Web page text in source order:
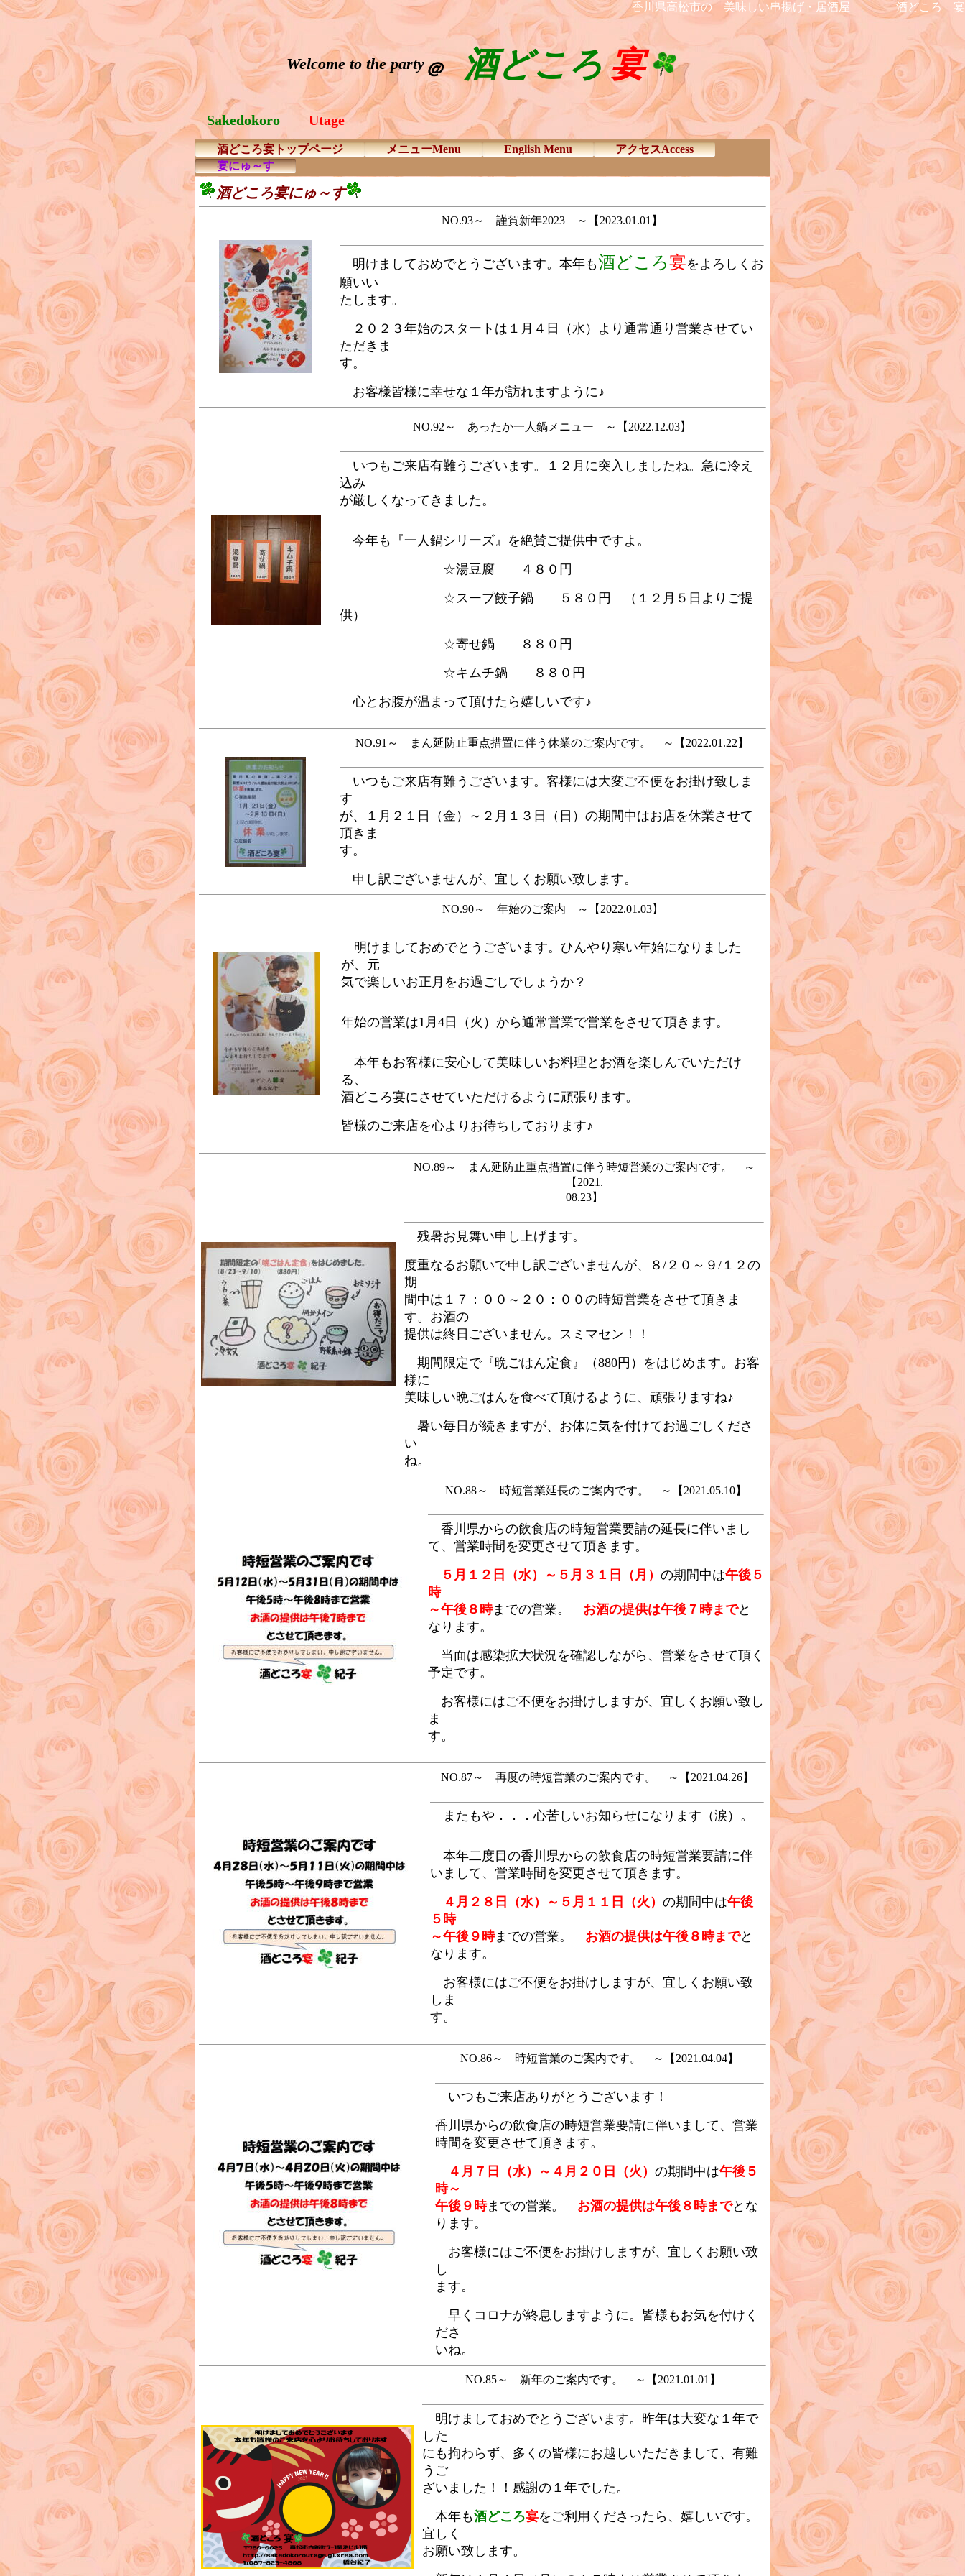
香川県高松市の 美味しい串揚げ・居酒屋 酒どころ 宴
Welcome to the party ＠ 酒どころ宴
Sakedokoro Utage
酒どころ宴トップページ メニューMenu English Menu
アクセスAccess
宴にゅ～す
酒どころ宴にゅ～す
NO.93～ 謹賀新年2023 ～【2023.01.01】
明けましておめでとうございます。本年も酒どころ宴をよろしくお
願いい
たします。
２０２３年始のスタートは１月４日（水）より通常通り営業させてい
ただきま
す。
お客様皆様に幸せな１年が訪れますように♪
NO.92～ あったか一人鍋メニュー ～【2022.12.03】
いつもご来店有難うございます。１２月に突入しましたね。急に冷え
込み
が厳しくなってきました。
今年も『一人鍋シリーズ』を絶賛ご提供中ですよ。
☆湯豆腐 ４８０円
☆スープ餃子鍋 ５８０円 （１２月５日よりご提
供）
☆寄せ鍋 ８８０円
☆キムチ鍋 ８８０円
心とお腹が温まって頂けたら嬉しいです♪
NO.91～ まん延防止重点措置に伴う休業のご案内です。 ～【2022.01.22】
いつもご来店有難うございます。客様には大変ご不便をお掛け致しま
す
が、１月２１日（金）～２月１３日（日）の期間中はお店を休業させて
頂きま
す。
申し訳ございませんが、宜しくお願い致します。
NO.90～ 年始のご案内 ～【2022.01.03】
明けましておめでとうございます。ひんやり寒い年始になりました
が、元
気で楽しいお正月をお過ごしでしょうか？
年始の営業は1月4日（火）から通常営業で営業をさせて頂きます。
本年もお客様に安心して美味しいお料理とお酒を楽しんでいただけ
る、
酒どころ宴にさせていただけるように頑張ります。
皆様のご来店を心よりお待ちしております♪
NO.89～ まん延防止重点措置に伴う時短営業のご案内です。 ～
【2021.
08.23】
残暑お見舞い申し上げます。
度重なるお願いで申し訳ございませんが、８/２０～９/１２の
期
間中は１７：００～２０：００の時短営業をさせて頂きま
す。お酒の
提供は終日ございません。スミマセン！！
期間限定で『晩ごはん定食』（880円）をはじめます。お客
様に
美味しい晩ごはんを食べて頂けるように、頑張りますね♪
暑い毎日が続きますが、お体に気を付けてお過ごしくださ
い
ね。
NO.88～ 時短営業延長のご案内です。 ～【2021.05.10】
香川県からの飲食店の時短営業要請の延長に伴いまし
て、営業時間を変更させて頂きます。
５月１２日（水）～５月３１日（月） の期間中は午後５
時
～午後８時までの営業。 お酒の提供は午後７時までと
なります。
当面は感染拡大状況を確認しながら、営業をさせて頂く
予定です。
お客様にはご不便をお掛けしますが、宜しくお願い致し
ま
す。
NO.87～ 再度の時短営業のご案内です。 ～【2021.04.26】
またもや．．．心苦しいお知らせになります（涙）。
本年二度目の香川県からの飲食店の時短営業要請に伴
いまして、営業時間を変更させて頂きます。
４月２８日（水）～５月１１日（火） の期間中は午後
５時
～午後９時までの営業。 お酒の提供は午後８時までと
なります。
お客様にはご不便をお掛けしますが、宜しくお願い致
しま
す。
NO.86～ 時短営業のご案内です。 ～【2021.04.04】
いつもご来店ありがとうございます！
香川県からの飲食店の時短営業要請に伴いまして、営業
時間を変更させて頂きます。
４月７日（水）～４月２０日（火） の期間中は午後５
時～
午後９時までの営業。 お酒の提供は午後８時までとな
ります。
お客様にはご不便をお掛けしますが、宜しくお願い致
し
ます。
早くコロナが終息しますように。皆様もお気を付けく
ださ
いね。
NO.85～ 新年のご案内です。 ～【2021.01.01】
明けましておめでとうございます。昨年は大変な１年で
した
にも拘わらず、多くの皆様にお越しいただきまして、有難
うご
ざいました！！感謝の１年でした。
本年も酒どころ宴をご利用くださったら、嬉しいです。
宜しく
お願い致します。